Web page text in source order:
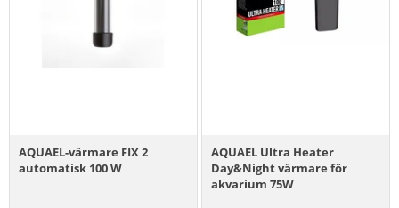
AQUAEL-värmare FIX 2
automatisk 100 W
AQUAEL Ultra Heater
Day&Night värmare för
akvarium 75W